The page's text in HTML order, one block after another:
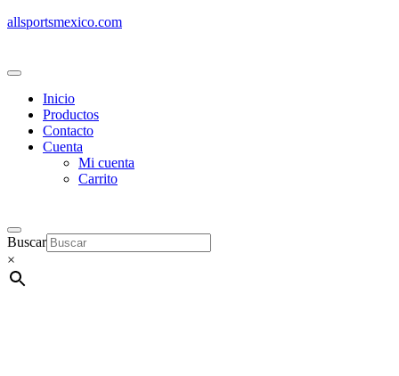
allsportsmexico.com
Inicio
Productos
Contacto
Cuenta
Mi cuenta
Carrito
Buscar
×